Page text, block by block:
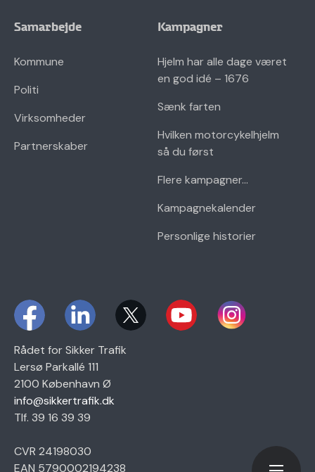
Samarbejde
Kommune
Politi
Virksomheder
Partnerskaber
Kampagner
Hjelm har alle dage været
en god idé – 1676
Sænk farten
Hvilken motorcykelhjelm
så du først
Flere kampagner...
Kampagnekalender
Personlige historier
Rådet for Sikker Trafik
Lersø Parkallé 111
2100 København Ø
info@sikkertrafik.dk
Tlf. 39 16 39 39
CVR 24198030
EAN 5790002194238